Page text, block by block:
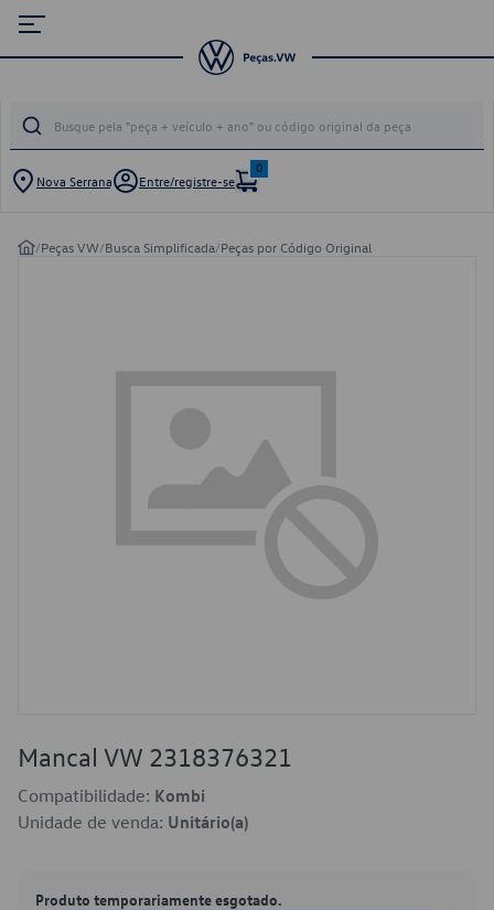
Nova Serrana Entre/registre-se
0
/Peças VW/Busca Simplificada/Peças por Código Original
Mancal VW 2318376321
Compatibilidade: Kombi
Unidade de venda: Unitário(a)
Produto temporariamente esgotado.